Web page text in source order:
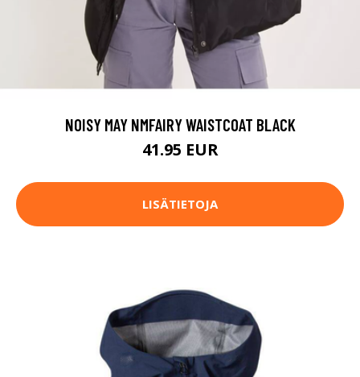
NOISY MAY NMFAIRY WAISTCOAT BLACK
41.95 EUR
LISÄTIETOJA